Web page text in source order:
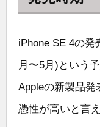
iPhone SE 4の発
月〜5月)という
Appleの新製品発
憑性が高いと言